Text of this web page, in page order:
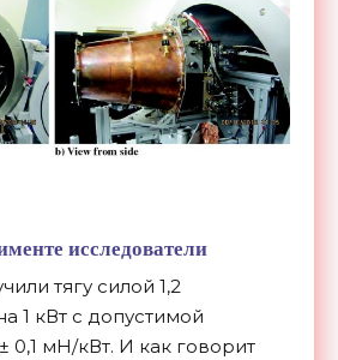
исследователи
тягу силой 1,2
1 кВт с допустимой
0,1 мН/кВт. И как говорит